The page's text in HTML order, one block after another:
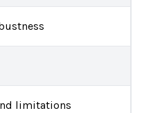
limitations